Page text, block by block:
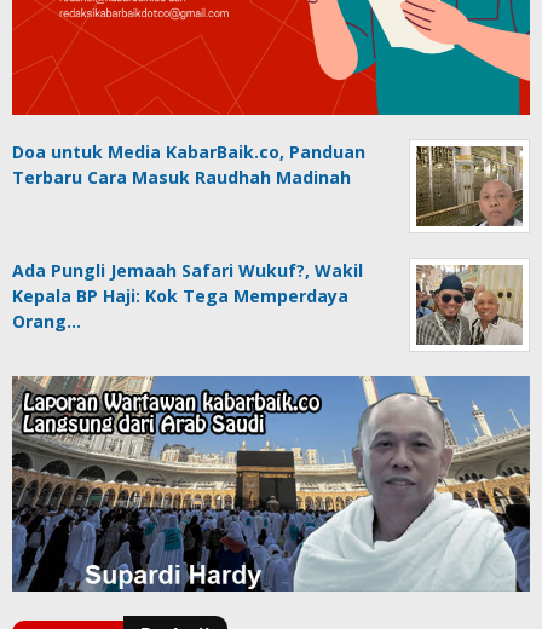
Doa untuk Media KabarBaik.co, Panduan
Terbaru Cara Masuk Raudhah Madinah
Ada Pungli Jemaah Safari Wukuf?, Wakil
Kepala BP Haji: Kok Tega Memperdaya
Orang…